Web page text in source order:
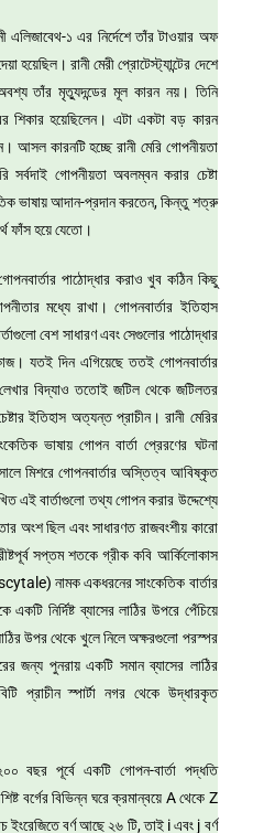
এলিজাবেথ-১ এর নির্দেশে তাঁর টাওয়ার অফ
হয়েছিল। রানী মেরী প্রোটেস্ট্যান্টের দেশে
তাঁর মৃত্যুদন্ডের মূল কারন নয়। তিনি
শিকার হয়েছিলেন। এটা একটা বড় কারন
আসল কারনটি হচ্ছে রানী মেরি গোপনীয়তা
সর্বদাই গোপনীয়তা অবলম্বন করার চেষ্টা
ভাষায় আদান-প্রদান করতেন, কিন্তু শত্রু
ফাঁস হয়ে যেতো।
পাঠোদ্ধার করাও খুব কঠিন কিছু
মধ্যে রাখা। গোপনবার্তার ইতিহাস
বেশ সাধারণ এবং সেগুলোর পাঠোদ্ধার
যতই দিন এগিয়েছে ততই গোপনবার্তার
বিদ্যাও ততোই জটিল থেকে জটিলতর
ইতিহাস অত্যন্ত প্রাচীন। রানী মেরির
ভাষায় গোপন বার্তা প্রেরণের ঘটনা
সালে মিশরে গোপনবার্তার অস্তিত্ব আবিষ্কৃত
এই বার্তাগুলো তথ্য গোপন করার উদ্দেশ্যে
অংশ ছিল এবং সাধারণত রাজবংশীয় কারো
সপ্তম শতকে গ্রীক কবি আর্কিলোকাস
নামক একধরনের সাংকেতিক বার্তার
নির্দিষ্ট ব্যাসের লাঠির উপরে পেঁচিয়ে
উপর থেকে খুলে নিলে অক্ষরগুলো পরস্পর
জন্য পুনরায় একটি সমান ব্যাসের লাঠির
প্রাচীন স্পার্টা নগর থেকে উদ্ধারকৃত
বছর পূর্বে একটি গোপন-বার্তা পদ্ধতি
বর্গের বিভিন্ন ঘরে ক্রমান্বয়ে A থেকে Z
বর্ণ আছে ২৬ টি, তাই i এবং j বর্ণ